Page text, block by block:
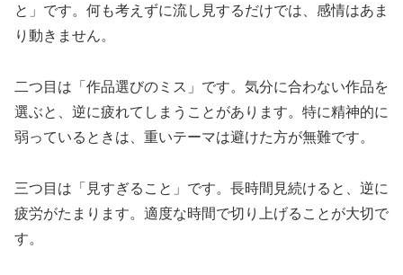
と」です。何も考えずに流し見するだけでは、感情はあま
り動きません。
二つ目は「作品選びのミス」です。気分に合わない作品を
選ぶと、逆に疲れてしまうことがあります。特に精神的に
弱っているときは、重いテーマは避けた方が無難です。
三つ目は「見すぎること」です。長時間見続けると、逆に
疲労がたまります。適度な時間で切り上げることが大切で
す。